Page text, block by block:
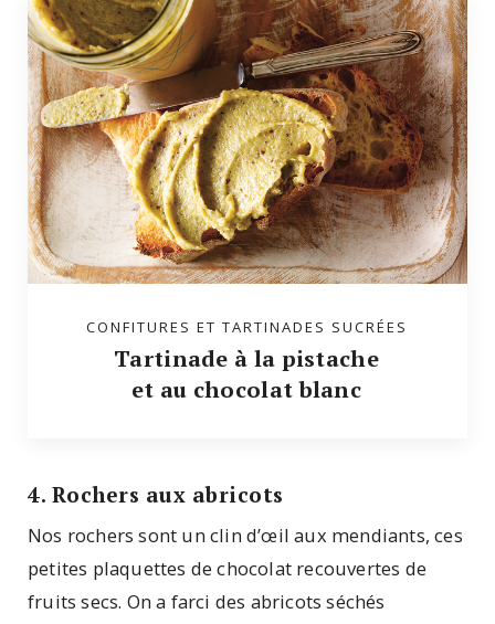
CONFITURES ET TARTINADES SUCRÉES
Tartinade à la pistache
et au chocolat blanc
4. Rochers aux abricots
Nos rochers sont un clin d’œil aux mendiants, ces
petites plaquettes de chocolat recouvertes de
fruits secs. On a farci des abricots séchés